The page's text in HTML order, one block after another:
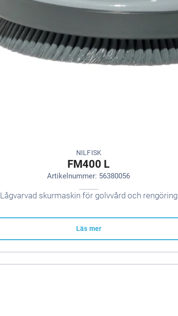
NILFISK
FM400 L
Artikelnummer: 56380056
Lågvarvad skurmaskin för golvvård och rengöring
Läs mer